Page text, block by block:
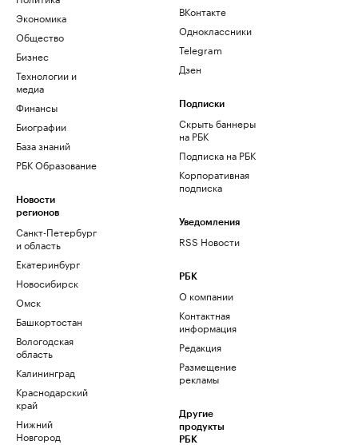
Экономика
Общество
Бизнес
Технологии и
медиа
Финансы
Биографии
База знаний
РБК Образование
Новости
регионов
Санкт-Петербург
и область
Екатеринбург
Новосибирск
Омск
Башкортостан
Вологодская
область
Калининград
Краснодарский
край
Нижний
Новгород
ВКонтакте
Одноклассники
Telegram
Дзен
Подписки
Скрыть баннеры
на РБК
Подписка на РБК
Корпоративная
подписка
Уведомления
RSS Новости
РБК
О компании
Контактная
информация
Редакция
Размещение
рекламы
Другие
продукты
РБК